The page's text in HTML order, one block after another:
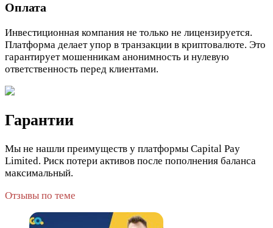
Оплата
Инвестиционная компания не только не лицензируется.
Платформа делает упор в транзакции в криптовалюте. Это
гарантирует мошенникам анонимность и нулевую
ответственность перед клиентами.
Гарантии
Мы не нашли преимуществ у платформы Capital Pay
Limited. Риск потери активов после пополнения баланса
максимальный.
Отзывы по теме